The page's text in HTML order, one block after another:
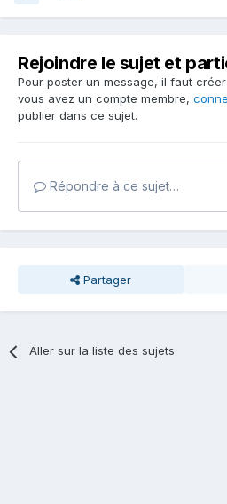
Rejoindre le sujet et
Pour poster un message, il faut
vous avez un compte membre,
publier dans ce sujet.
Répondre à ce sujet…
Partager
Aller sur la liste des sujets